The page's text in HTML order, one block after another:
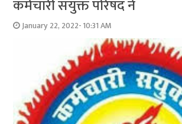
कर्मचारी संयुक्त परिषद ने
January 22, 2022- 10:31 AM